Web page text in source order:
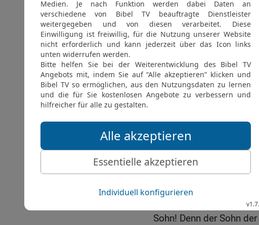
gebiert, das ist Hagar.
25 Denn »Hagar«
entspricht dem jetzigen
samt seinen Kindern.
26 Das obere
von uns allen.
27 Denn es steht
Wehen liegst, denn die
welche den Mann hat«.
Wir aber, Brüder,
Verheißung.
29 Doch gleichwie
den gemäß dem Geist
Was aber sagt die
Sohn! Denn der Sohn